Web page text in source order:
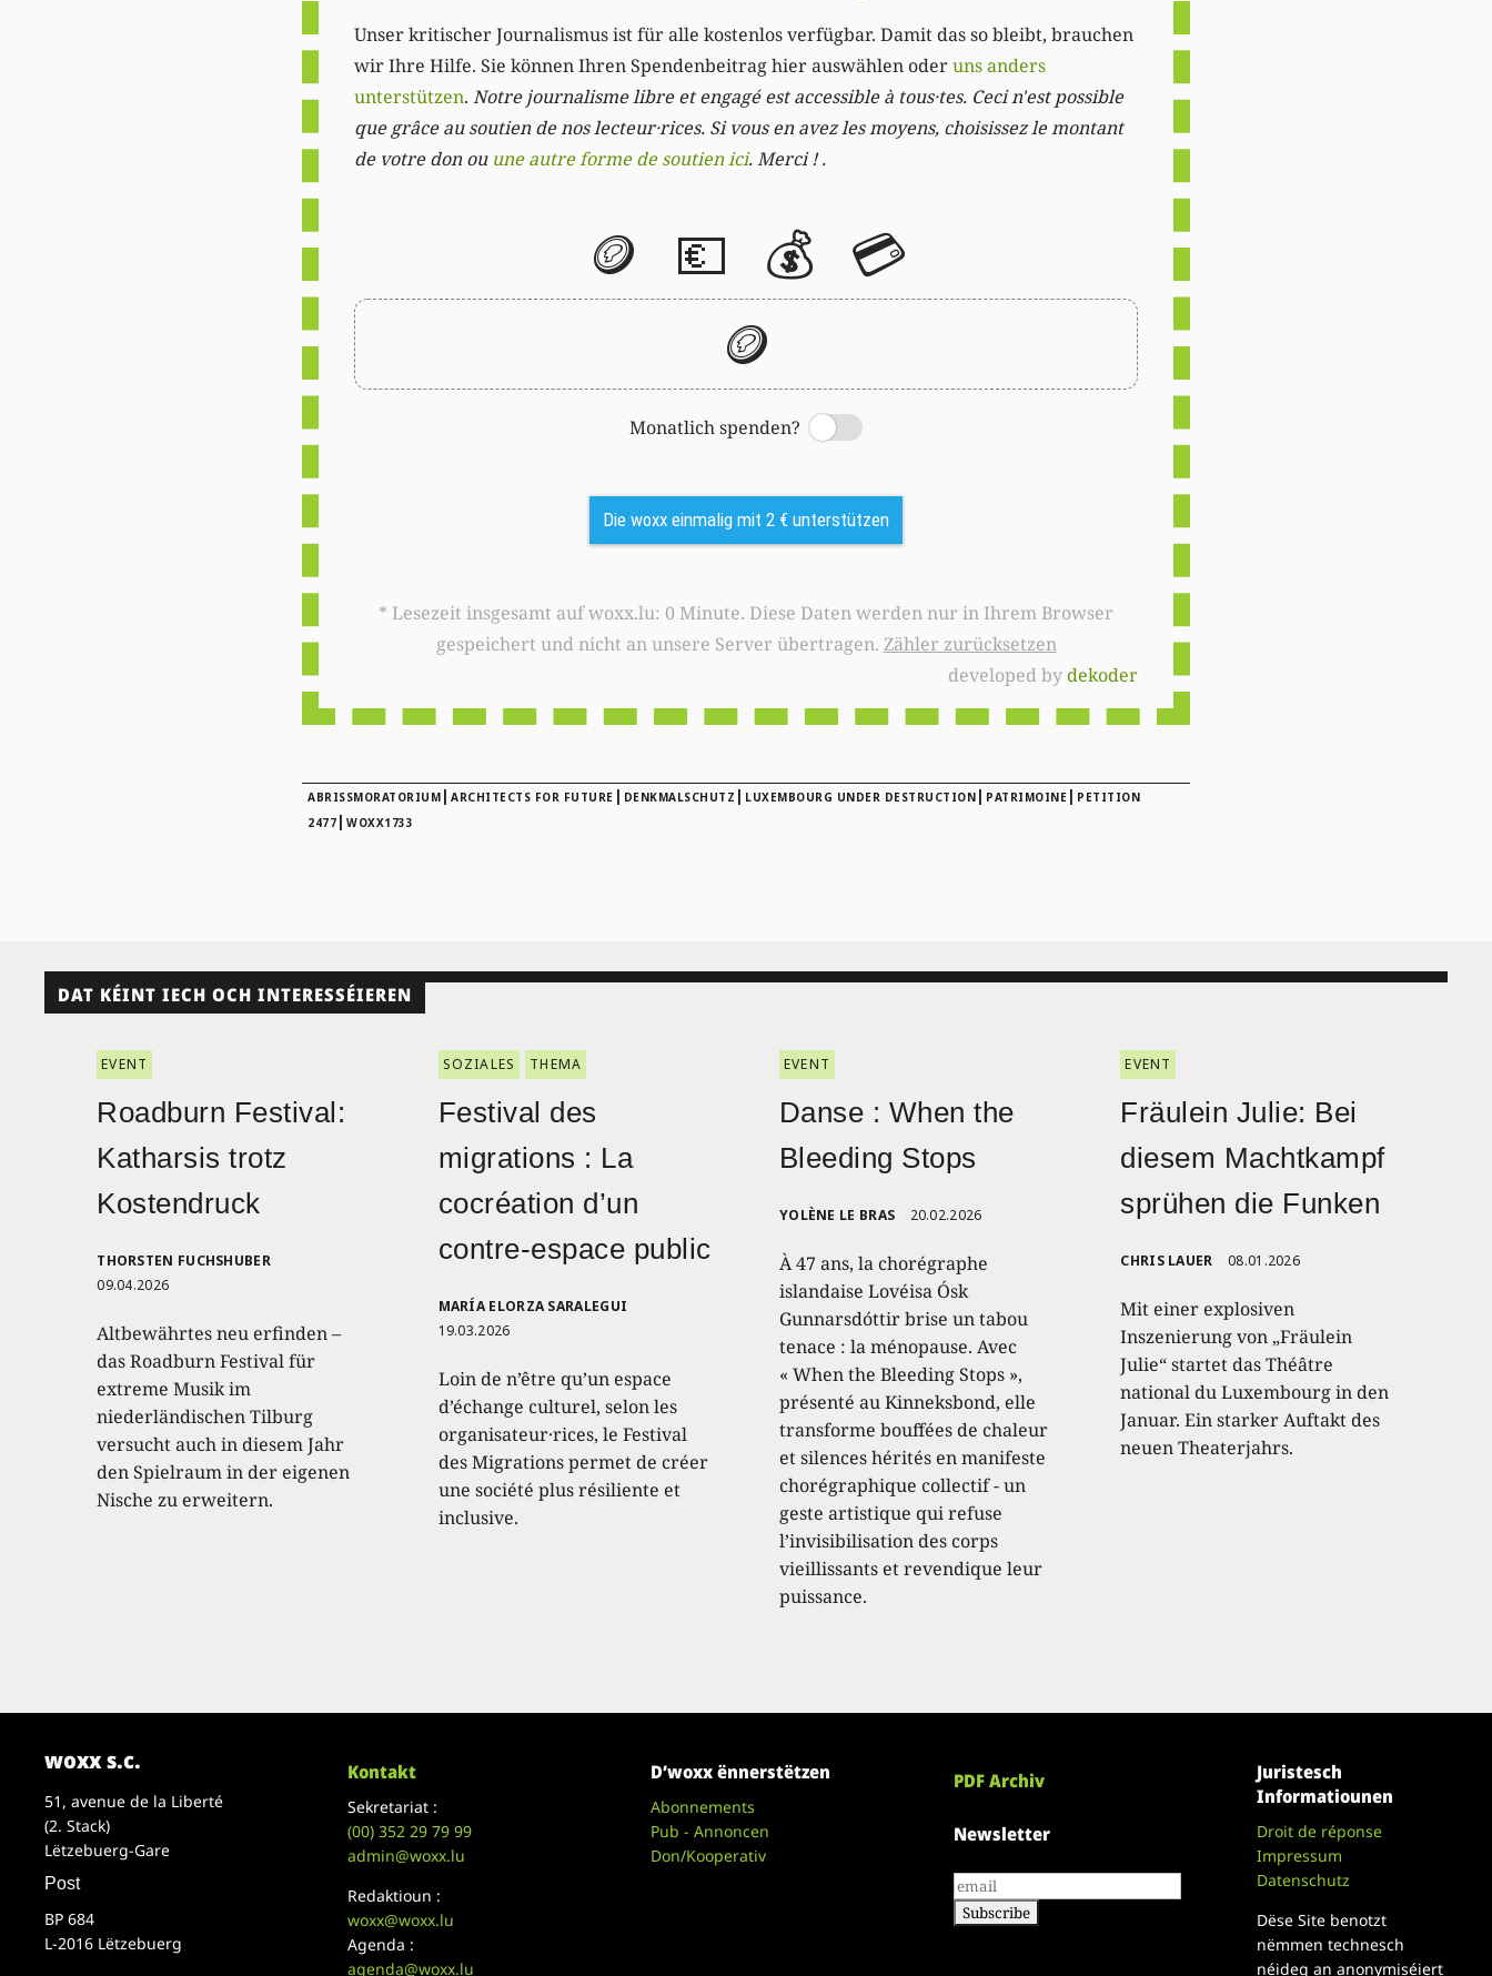
Unser kritischer Journalismus ist für alle kostenlos verfügbar. Damit das so bleibt, brauchen
wir Ihre Hilfe. Sie können Ihren Spendenbeitrag hier auswählen oderuns anders
unterstützen. Notre journalisme libre et engagé est accessible à tous·tes. Ceci n'est possible
que grâce au soutien de nos lecteur·rices. Si vous en avez les moyens, choisissez le montant
de votre don ou une autre forme de soutien ici. Merci ! .
🪙 💶 💰 💳
🪙
Monatlich spenden?
Switch
Die woxx einmalig mit 2 € unterstützen
* Lesezeit insgesamt auf woxx.lu: 0 Minute. Diese Daten werden nur in Ihrem Browser
gespeichert und nicht an unsere Server übertragen. Zähler zurücksetzen
developed bydekoder
ABRISSMORATORIUM | ARCHITECTS FOR FUTURE | DENKMALSCHUTZ | LUXEMBOURG UNDER DESTRUCTION | PATRIMOINE | PETITION
2477 | WOXX1733
DAT KÉINT IECH OCH INTERESSÉIEREN
EVENT
Roadburn Festival:
Katharsis trotz
Kostendruck
THORSTEN FUCHSHUBER
09.04.2026
Altbewährtes neu erfinden –
das Roadburn Festival für
extreme Musik im
niederländischen Tilburg
versucht auch in diesem Jahr
den Spielraum in der eigenen
Nische zu erweitern.
SOZIALES THEMA
Festival des
migrations : La
cocréation d’un
contre-espace public
MARÍA ELORZA SARALEGUI
19.03.2026
Loin de n’être qu’un espace
d’échange culturel, selon les
organisateur·rices, le Festival
des Migrations permet de créer
une société plus résiliente et
inclusive.
EVENT
Danse : When the
Bleeding Stops
YOLÈNE LE BRAS 20.02.2026
À 47 ans, la chorégraphe
islandaise Lovéisa Ósk
Gunnarsdóttir brise un tabou
tenace : la ménopause. Avec
« When the Bleeding Stops »,
présenté au Kinneksbond, elle
transforme bouffées de chaleur
et silences hérités en manifeste
chorégraphique collectif - un
geste artistique qui refuse
l’invisibilisation des corps
vieillissants et revendique leur
puissance.
EVENT
Fräulein Julie: Bei
diesem Machtkampf
sprühen die Funken
CHRIS LAUER 08.01.2026
Mit einer explosiven
Inszenierung von „Fräulein
Julie“ startet das Théâtre
national du Luxembourg in den
Januar. Ein starker Auftakt des
neuen Theaterjahrs.
woxx s.c.
51, avenue de la Liberté
(2. Stack)
Lëtzebuerg-Gare
Post
BP 684
L-2016 Lëtzebuerg
Kontakt
Sekretariat :
(00)352 29 79 99
admin@woxx.lu
Redaktioun :
woxx@woxx.lu
Agenda :
agenda@woxx.lu
D’woxx ënnerstëtzen
Abonnements
Pub - Annoncen
Don/Kooperativ
PDF Archiv
Newsletter
Juristesch
Informatiounen
Droit de réponse
Impressum
Datenschutz
Dëse Site benotzt
nëmmen technesch
néideg an anonymiséiert